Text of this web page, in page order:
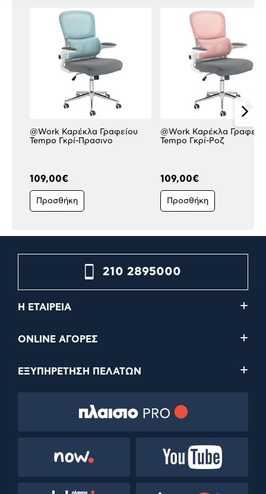
@Work Καρέκλα Γραφείου
Tempo Γκρί-Πρασινο
109,00€
Προσθήκη
@Work Καρέκλα
Tempo Γκρί-Ροζ
109,00€
Προσθήκη
210 2895000
Η ΕΤΑΙΡΕΙΑ
ONLINE ΑΓΟΡΕΣ
ΕΞΥΠΗΡΕΤΗΣΗ ΠΕΛΑΤΩΝ